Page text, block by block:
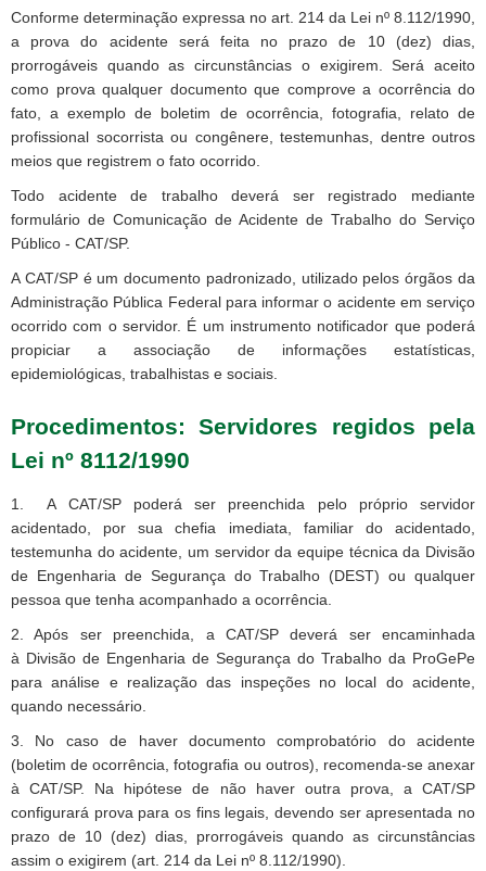
Conforme determinação expressa no art. 214 da Lei nº 8.112/1990,
a prova do acidente será feita no prazo de 10 (dez) dias,
prorrogáveis quando as circunstâncias o exigirem. Será aceito
como prova qualquer documento que comprove a ocorrência do
fato, a exemplo de boletim de ocorrência, fotografia, relato de
profissional socorrista ou congênere, testemunhas, dentre outros
meios que registrem o fato ocorrido.
Todo acidente de trabalho deverá ser registrado mediante
formulário de Comunicação de Acidente de Trabalho do Serviço
Público - CAT/SP.
A CAT/SP é um documento padronizado, utilizado pelos órgãos da
Administração Pública Federal para informar o acidente em serviço
ocorrido com o servidor. É um instrumento notificador que poderá
propiciar a associação de informações estatísticas,
epidemiológicas, trabalhistas e sociais.
Procedimentos: Servidores regidos pela
Lei nº 8112/1990
1. A CAT/SP poderá ser preenchida pelo próprio servidor
acidentado, por sua chefia imediata, familiar do acidentado,
testemunha do acidente, um servidor da equipe técnica da Divisão
de Engenharia de Segurança do Trabalho (DEST) ou qualquer
pessoa que tenha acompanhado a ocorrência.
2. Após ser preenchida, a CAT/SP deverá ser encaminhada
à Divisão de Engenharia de Segurança do Trabalho da ProGePe
para análise e realização das inspeções no local do acidente,
quando necessário.
3. No caso de haver documento comprobatório do acidente
(boletim de ocorrência, fotografia ou outros), recomenda-se anexar
à CAT/SP. Na hipótese de não haver outra prova, a CAT/SP
configurará prova para os fins legais, devendo ser apresentada no
prazo de 10 (dez) dias, prorrogáveis quando as circunstâncias
assim o exigirem (art. 214 da Lei nº 8.112/1990).